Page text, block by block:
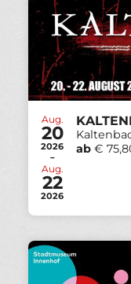
Aug.
20
2026
-
Aug.
22
2026
ab €